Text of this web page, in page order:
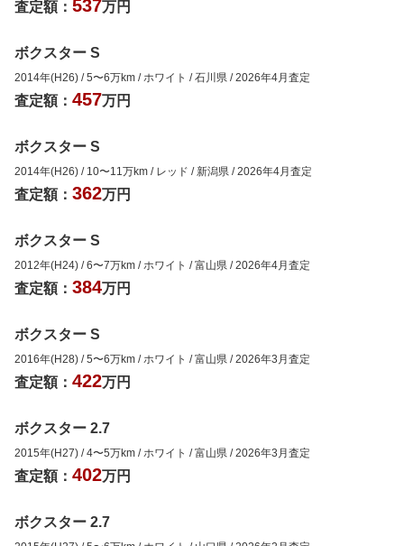
査定額： 537万円
ボクスター S
2014年(H26) /5〜6万km / ホワイト /石川県 /2026年4月査定
査定額： 457万円
ボクスター S
2014年(H26) / 10〜11 万km / レッド /新潟県 /2026年4月査定
査定額： 362万円
ボクスター S
2012年(H24) /6〜7万km / ホワイト /富山県 /2026年4月査定
査定額： 384万円
ボクスター S
2016年(H28) /5〜6万km / ホワイト /富山県 /2026年3月査定
査定額： 422万円
ボクスター 2.7
2015年(H27) /4〜5万km / ホワイト /富山県 /2026年3月査定
査定額： 402万円
ボクスター 2.7